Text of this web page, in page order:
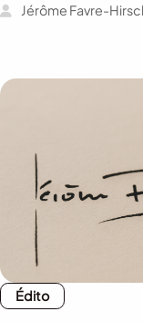
Jérôme Favre-
Édito